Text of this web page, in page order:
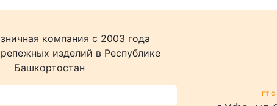
компания c 2003 года
изделий в Республике
Башкортостан
пт